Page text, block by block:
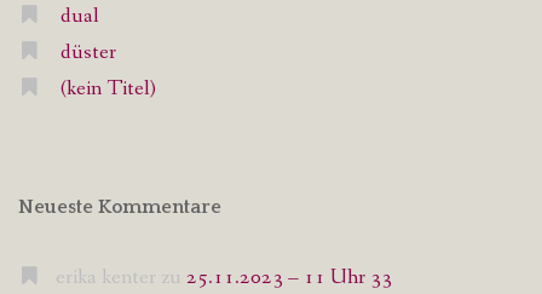
dual
düster
(kein Titel)
Neueste Kommentare
erika kenter zu 25.11.2023 – 11 Uhr 33